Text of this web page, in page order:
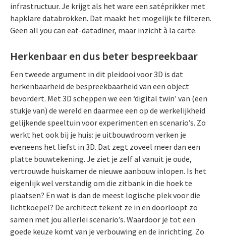
infrastructuur. Je krijgt als het ware een satéprikker met
hapklare databrokken. Dat maakt het mogelijk te filteren.
Geen all you can eat-datadiner, maar inzicht à la carte.
Herkenbaar en dus beter bespreekbaar
Een tweede argument in dit pleidooi voor 3D is dat
herkenbaarheid de bespreekbaarheid van een object
bevordert. Met 3D scheppen we een ‘digital twin’ van (een
stukje van) de wereld en daarmee een op de werkelijkheid
gelijkende speeltuin voor experimenten en scenario’s. Zo
werkt het ook bij je huis: je uitbouwdroom verken je
eveneens het liefst in 3D. Dat zegt zoveel meer dan een
platte bouwtekening. Je ziet je zelf al vanuit je oude,
vertrouwde huiskamer de nieuwe aanbouw inlopen. Is het
eigenlijk wel verstandig om die zitbank in die hoek te
plaatsen? En wat is dan de meest logische plek voor die
lichtkoepel? De architect tekent ze in en doorloopt zo
samen met jou allerlei scenario’s. Waardoor je tot een
goede keuze komt van je verbouwing en de inrichting. Zo